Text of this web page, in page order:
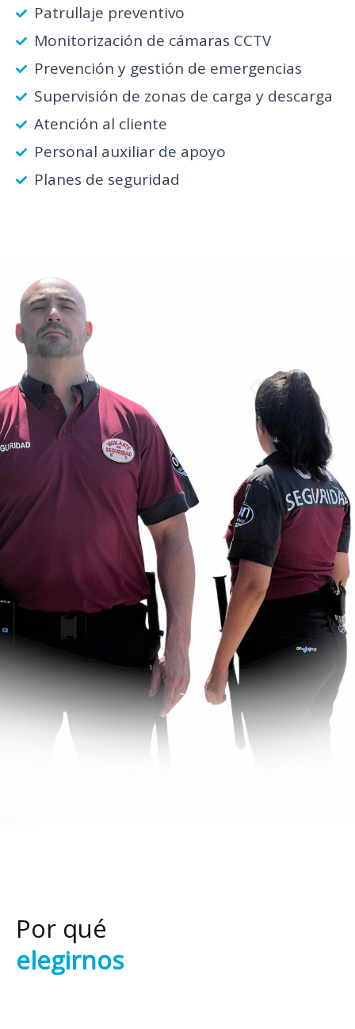
Patrullaje preventivo
Monitorización de cámaras CCTV
Prevención y gestión de emergencias
Supervisión de zonas de carga y descarga
Atención al cliente
Personal auxiliar de apoyo
Planes de seguridad
Por qué
elegirnos